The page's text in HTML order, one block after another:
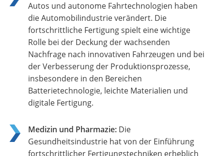
Autos und autonome Fahrtechnologien haben
die Automobilindustrie verändert. Die
fortschrittliche Fertigung spielt eine wichtige
Rolle bei der Deckung der wachsenden
Nachfrage nach innovativen Fahrzeugen und bei
der Verbesserung der Produktionsprozesse,
insbesondere in den Bereichen
Batterietechnologie, leichte Materialien und
digitale Fertigung.
Medizin und Pharmazie: Die
Gesundheitsindustrie hat von der Einführung
fortschrittlicher Fertigungstechniken erheblich